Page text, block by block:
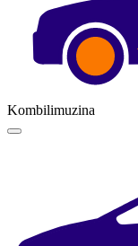
Kombilimuzina